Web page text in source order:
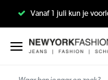
Vanaf 1 juli kun je